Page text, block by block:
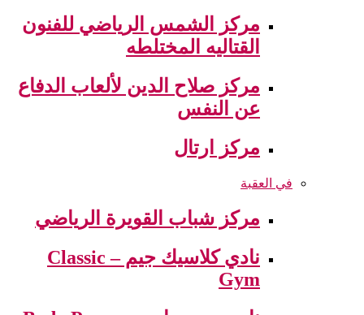
مركز الشمس الرياضي للفنون
القتاليه المختلطه
مركز صلاح الدين لألعاب الدفاع
عن النفس
مركز ارتال
في العقبة
مركز شباب القويرة الرياضي
نادي كلاسيك جيم – Classic
Gym